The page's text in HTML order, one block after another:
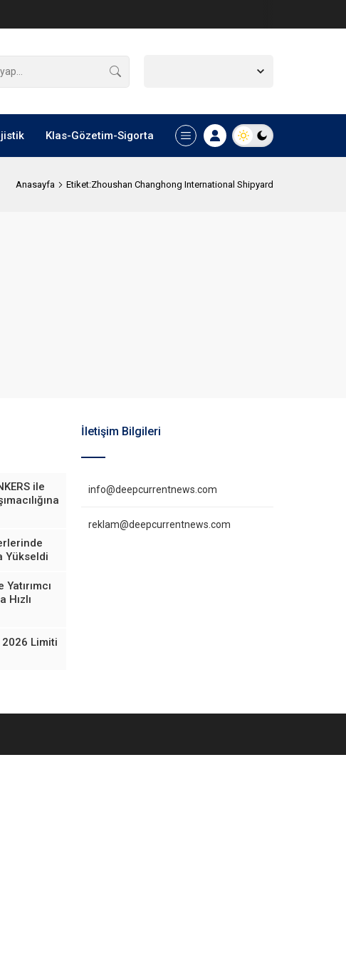
Klas-Gözetim-Sigorta
Anasayfa Etiket:Zhoushan Changhong International Shipyard
ile
Yükseldi
Hızlı
Limiti
İletişim Bilgileri
info@deepcurrentnews.com
reklam@deepcurrentnews.com